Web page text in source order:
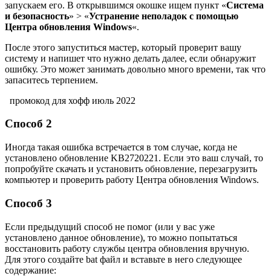
запускаем его. В открывшимся окошке ищем пункт «Система
и безопасность» > «Устранение неполадок с помощью
Центра обновления Windows«.
После этого запуститься мастер, который проверит вашу
систему и напишет что нужно делать далее, если обнаружит
ошибку. Это может занимать довольно много времени, так что
запаситесь терпением.
промокод для хофф июль 2022
Способ 2
Иногда такая ошибка встречается в том случае, когда не
установлено обновление KB2720221. Если это ваш случай, то
попробуйте скачать и установить обновление, перезагрузить
компьютер и проверить работу Центра обновления Windows.
Способ 3
Если предыдущий способ не помог (или у вас уже
установлено данное обновление), то можно попытаться
восстановить работу службы центра обновления вручную.
Для этого создайте bat файл и вставьте в него следующее
содержание: